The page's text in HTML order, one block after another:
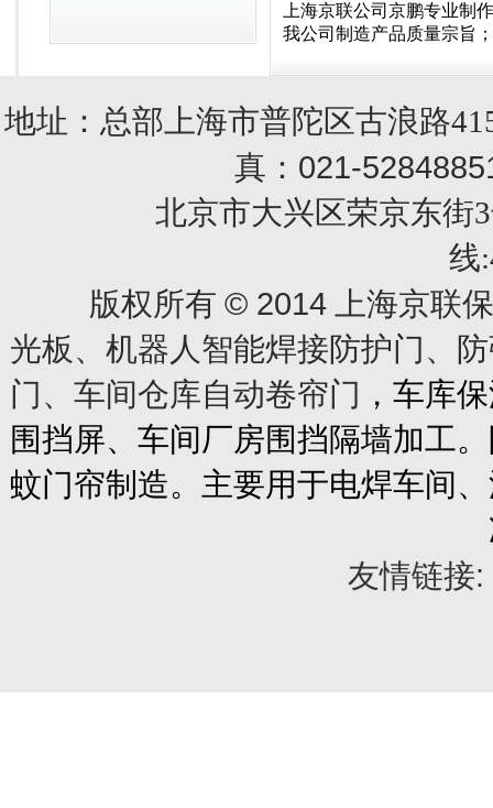
上海京联公司京鹏专业制作
我公司制造产品质量宗旨；
地址：总部上海市普陀区古浪路
真： 021-
北京市大兴区荣京东街3
线
版权所有 © 2014上海京联
光板、机器人智能焊接防护门、
门、车间仓库自动卷帘门 ，车库
围挡屏、车间厂房围挡隔墙加工
蚊门帘制造。主要用于电焊车间
友情链接: